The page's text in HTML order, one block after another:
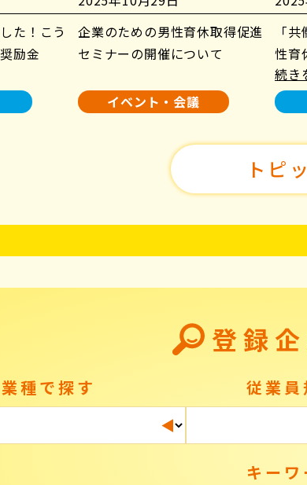
た！こう
励金
企業のための男性育休取得促進
セミナーの開催について
イベント・会議
「
性育
使用
続き
トピ
登録
業種で探す 従業員
キー